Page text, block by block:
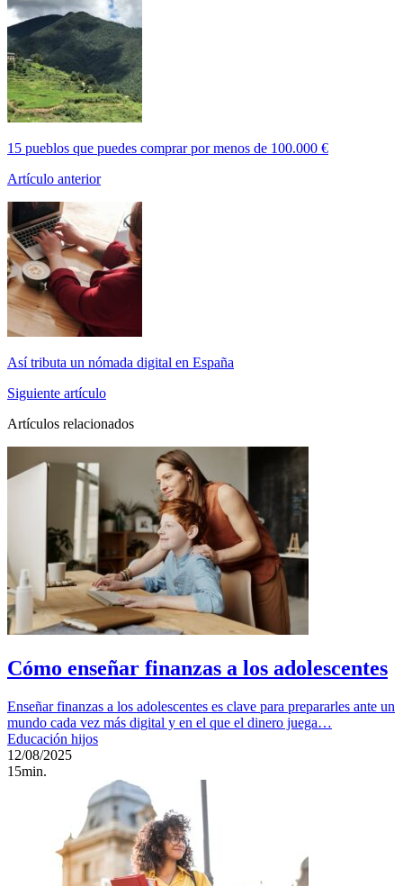
15 pueblos que puedes comprar por menos de 100.000 €
Artículo anterior
Así tributa un nómada digital en España
Siguiente artículo
Artículos relacionados
Cómo enseñar finanzas a los adolescentes
Enseñar finanzas a los adolescentes es clave para prepararles ante un
mundo cada vez más digital y en el que el dinero juega…
Educación hijos
12/08/2025
15min.